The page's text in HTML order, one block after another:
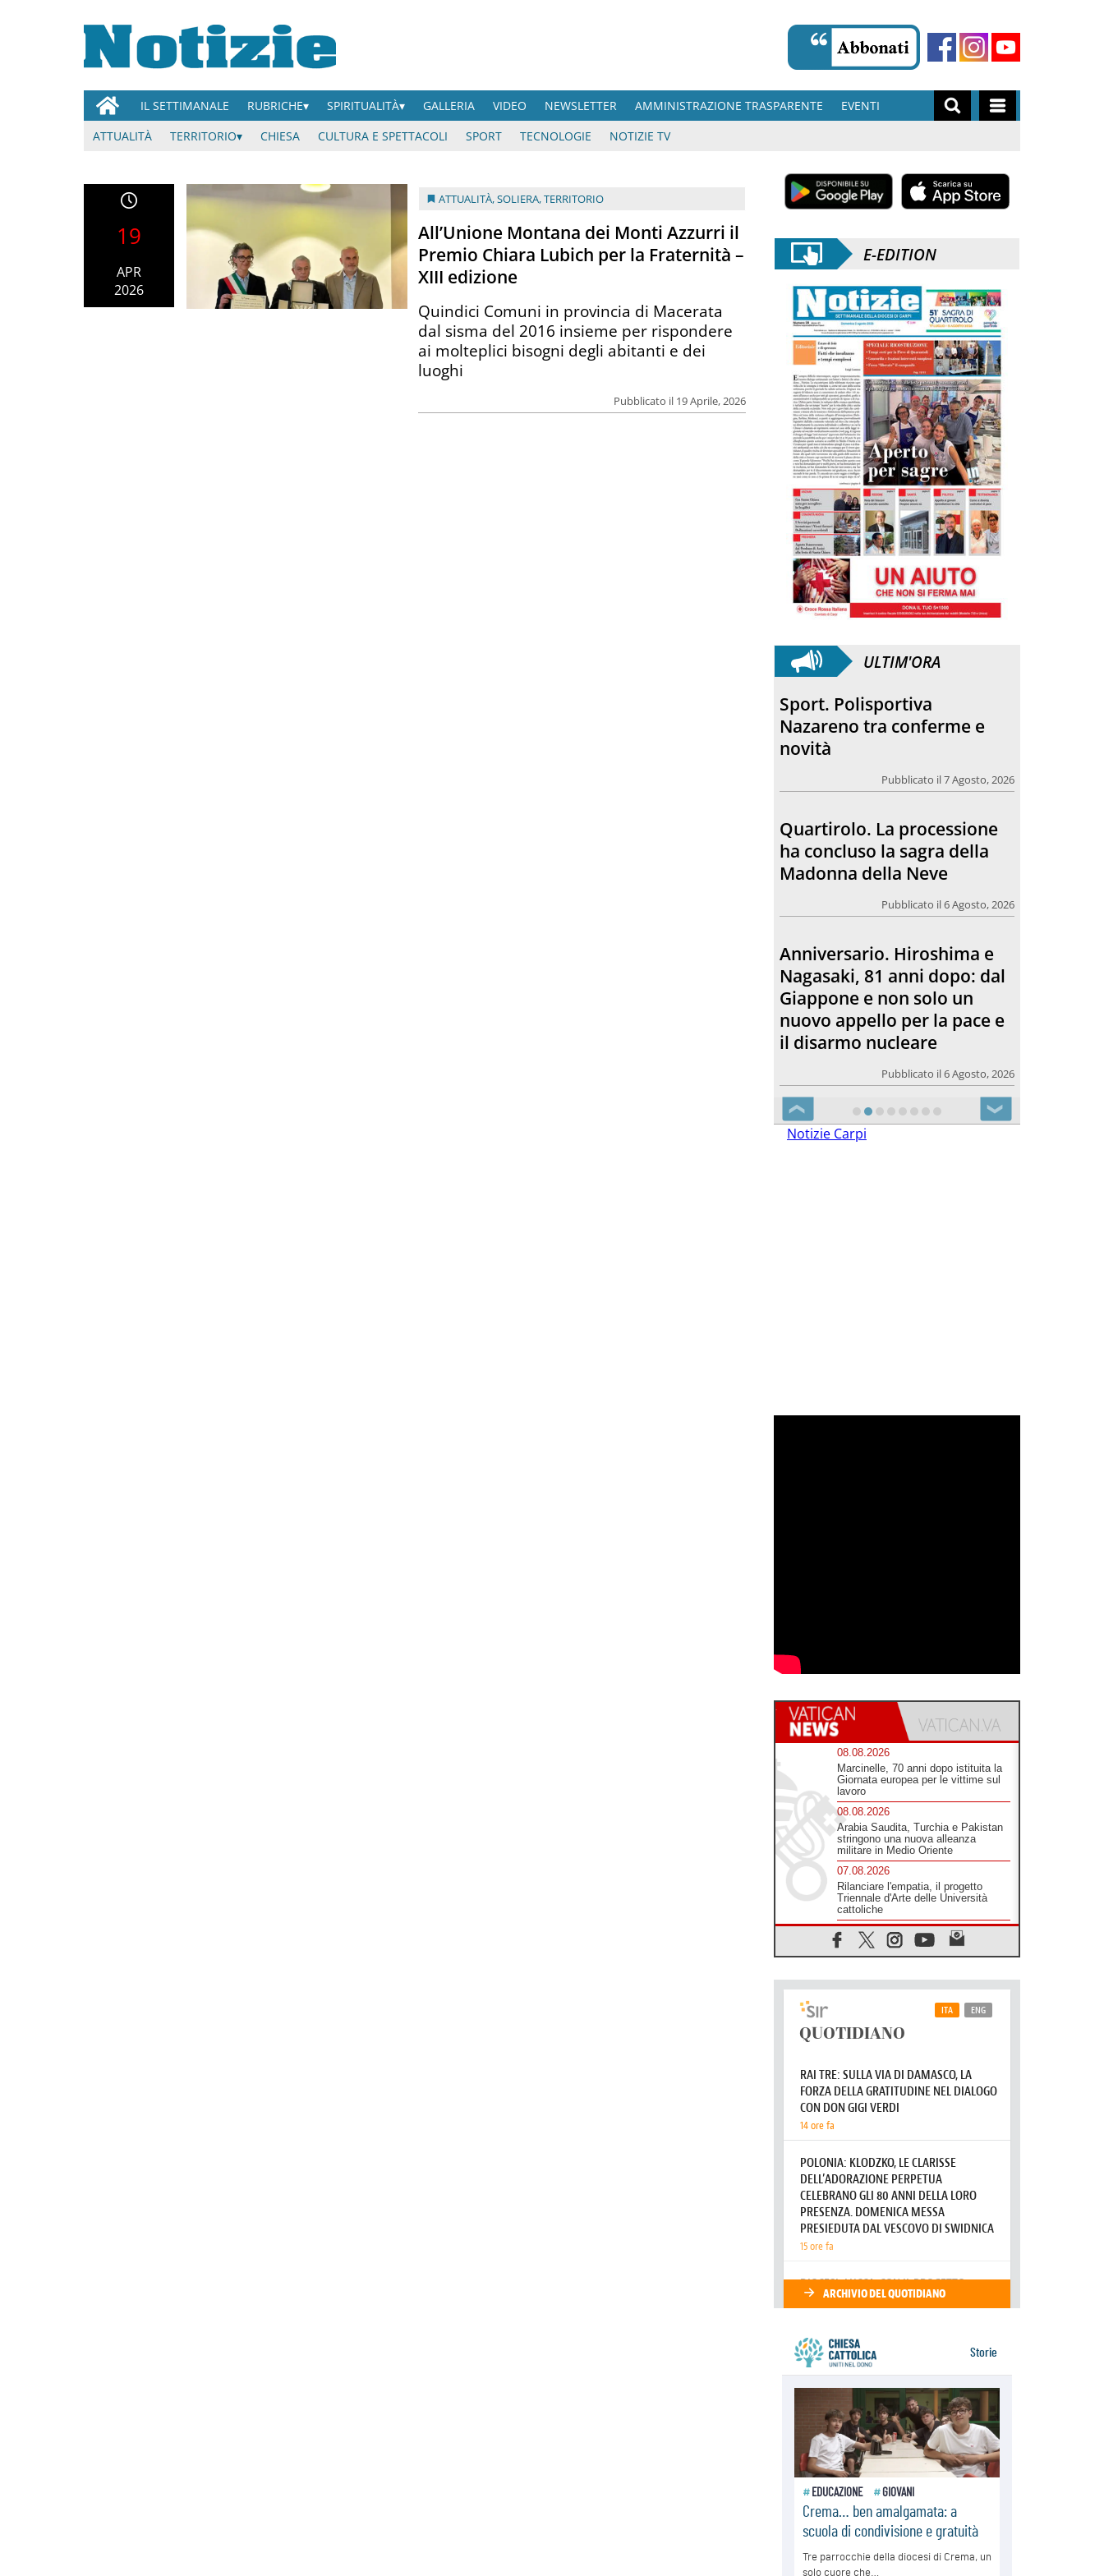
IL SETTIMANALE RUBRICHE SPIRITUALITÀ GALLERIA VIDEO NEWSLETTER AMMINISTRAZIONE TRASPARENTE
EVENTI
ATTUALITÀ
TERRITORIO CHIESA CULTURA E SPETTACOLI SPORT TECNOLOGIE NOTIZIE TV
19
APR
2026
ATTUALITÀ,SOLIERA,TERRITORIO
All’Unione Montana dei Monti Azzurri il
Premio Chiara Lubich per la Fraternità –
XIII edizione
Pubblicato il 19 Aprile, 2026
Quindici Comuni in provincia di Macerata
dal sisma del 2016 insieme per rispondere
ai molteplici bisogni degli abitanti e dei
luoghi
E-EDITION
ULTIM'ORA
Sport. Polisportiva
Nazareno tra conferme e
novità
Pubblicato il 7 Agosto, 2026
Quartirolo. La processione
ha concluso la sagra della
Madonna della Neve
Pubblicato il 6 Agosto, 2026
Anniversario. Hiroshima e
Nagasaki, 81 anni dopo: dal
Giappone e non solo un
nuovo appello per la pace e
il disarmo nucleare
Pubblicato il 6 Agosto, 2026
❮ ❯
Notizie Carpi
08.08.2026
Marcinelle, 70 anni dopo istituita la
Giornata europea per le vittime sul
lavoro
08.08.2026
Arabia Saudita, Turchia e Pakistan
stringono una nuova alleanza
militare in Medio Oriente
07.08.2026
Rilanciare l'empatia, il progetto
Triennale d'Arte delle Università
cattoliche
07.08.2026
Filippine, il vicariato apostolico di
Calapan diventa diocesi
07.08.2026
A Castel Gandolfo l'arazzo di
Raffaello sulla predica di San Paolo
07.08.2026
Tagle: la guerra sfigura il mondo,
07.08.2026
Il Papa in Francia, quattro giorni
intensi tra Chiesa, popolo e
07.08.2026
SIGNIS 2026, dare voce alle
religiose cattoliche nello spazio
pubblico
07.08.2026
Honduras, gli sfollati invisibili di una
crisi dimenticata
della sopravvivenza per caldo e
sovraffollamento